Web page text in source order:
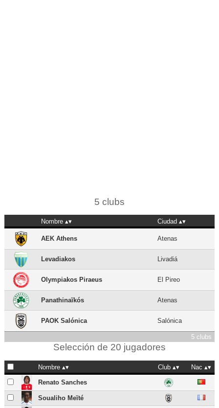
5 clubs
Nombre Ciudad
AEK Athens Atenas
Levadiakos Livadiá
Olympiakos Piraeus El Pireo
Panathinaïkós Atenas
PAOK Salónica Salónica
5 clubs
Selección de 20 jugadores
Nombre Club Nac
Renato Sanches
Soualiho Meïté